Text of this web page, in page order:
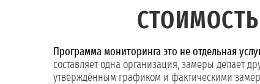
Программа мониторинга это не отдельная
составляет одна организация, замеры делает
утверждённым графиком и фактическими